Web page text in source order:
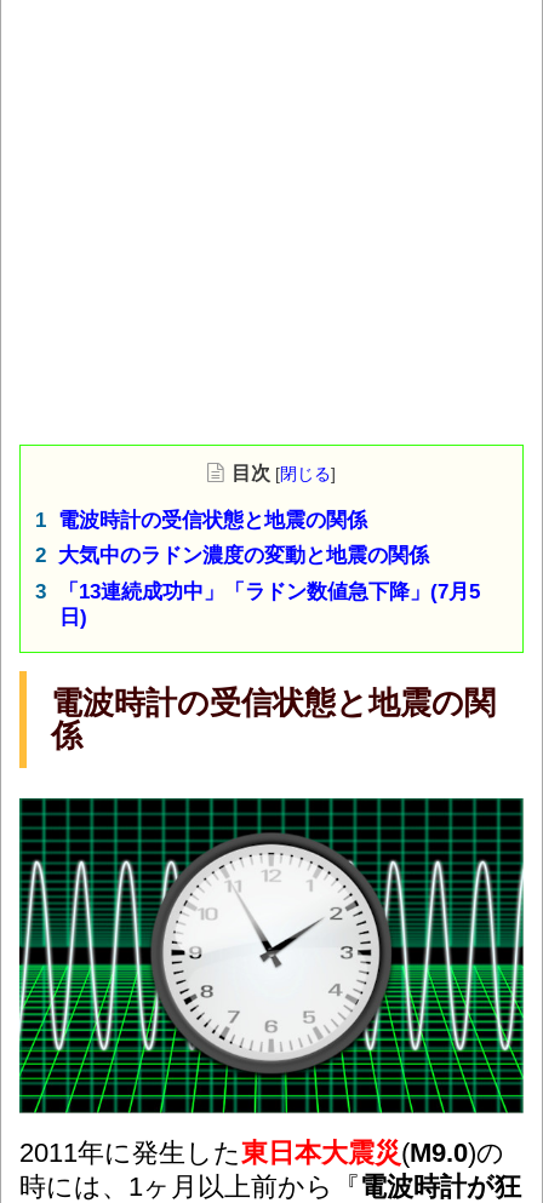
目次 [閉じる]
電波時計の受信状態と地震の関係
大気中のラドン濃度の変動と地震の関係
「13連続成功中」「ラドン数値急下降」(7月5
日)
電波時計の受信状態と地震の関
係
2011年に発生した東日本大震災(M9.0)の
時には、1ヶ月以上前から『電波時計が狂